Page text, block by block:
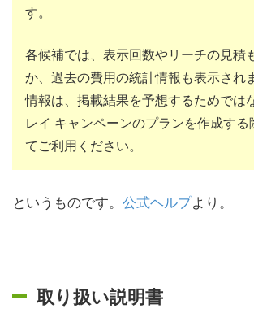
す。
各候補では、表示回数やリーチの見積
か、過去の費用の統計情報も表示され
情報は、掲載結果を予想するためでは
レイ キャンペーンのプランを作成する
てご利用ください。
というものです。 公式ヘルプより。
取り扱い説明書